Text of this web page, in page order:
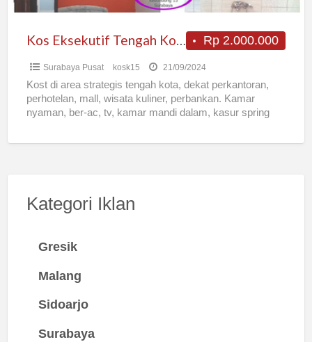
Rp 2.000.000
Kos Eksekutif Tengah Kota Surabaya
Surabaya Pusat kosk15 21/09/2024
Kost di area strategis tengah kota, dekat perkantoran,
perhotelan, mall, wisata kuliner, perbankan. Kamar
nyaman, ber-ac, tv, kamar mandi dalam, kasur spring
Kategori Iklan
Gresik
Malang
Sidoarjo
Surabaya